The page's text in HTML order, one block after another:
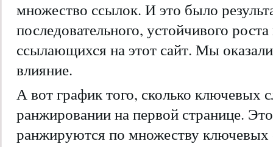
множество ссылок. И это было
последовательного, устойчивого
ссылающихся на этот сайт. Мы
влияние.
А вот график того, сколько ключевых
ранжировании на первой странице.
ранжируются по множеству ключевых